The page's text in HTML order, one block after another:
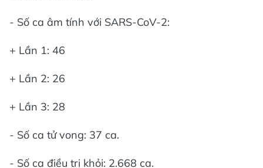
- Số ca âm tính với SARS-CoV-2:
+ Lần 1: 46
+ Lần 2: 26
+ Lần 3: 28
- Số ca tử vong: 37 ca.
- Số ca điều trị khỏi: 2.668 ca.